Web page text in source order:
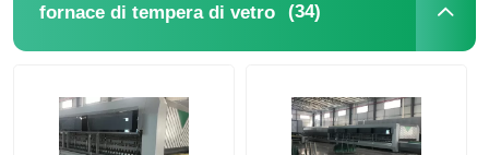
fornace inferiore dell'automobile
Fornace ad alta temperatura
fornace di tempera di vetro (34)